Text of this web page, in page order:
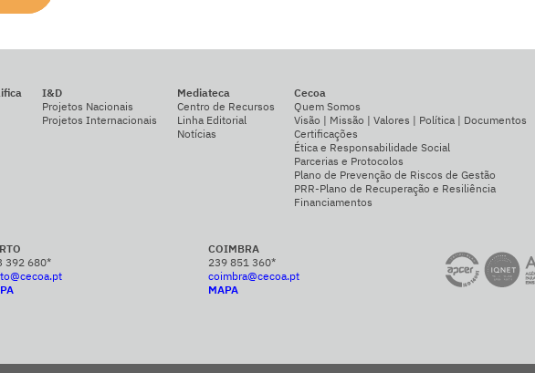
I&D
Projetos Nacionais
Projetos Internacionais
Mediateca
Centro de Recursos
Linha Editorial
Notícias
Cecoa
Quem Somos
Visão | Missão | Valores | Política | Documentos
Certificações
Ética e Responsabilidade Social
Parcerias e Protocolos
Plano de Prevenção de Riscos de Gestão
PRR-Plano de Recuperação e Resiliência
Financiamentos
392 680*
COIMBRA
239 851 360*
coimbra@cecoa.pt
MAPA